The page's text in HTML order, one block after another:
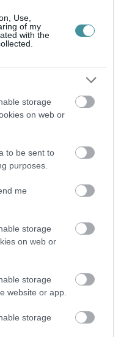
Use,
of my
with the
storage
on web or
to be sent to
purposes.
me
storage
on web or
storage
website or app.
storage
TISZA
08|Mindenki ügye
JÖN A...
08 Mindenki ügye
LÁTVÁNYOSSÁGAI,
MEGNÉZNI
08
HÓNAP IS LEHET, MIRE
A P...
Mindenki ügye
ELŐNYEI
07 Promóció
SZOLGÁLTATÁSOK AZ EGRI...
07| Eger ügye
VOLT ILYEN ALACSONY AZ